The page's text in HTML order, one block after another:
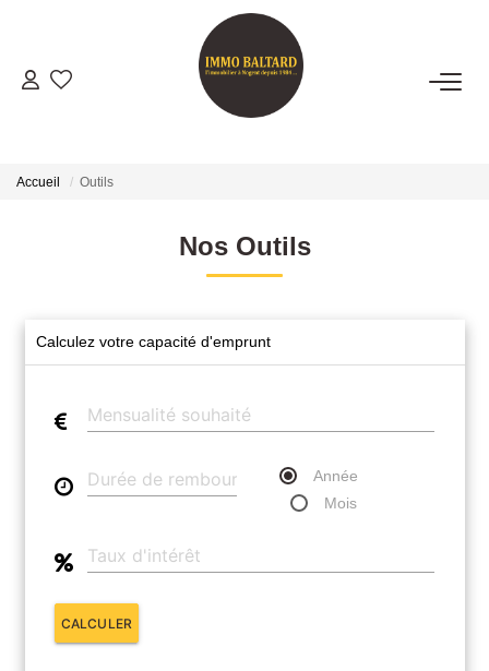
VENTES
GESTION
NOTRE AGENCE
Présentation
Historique
CONTACT
Accueil Outils
Nos Outils
Calculez votre capacité d'emprunt
Année
Mois
CALCULER